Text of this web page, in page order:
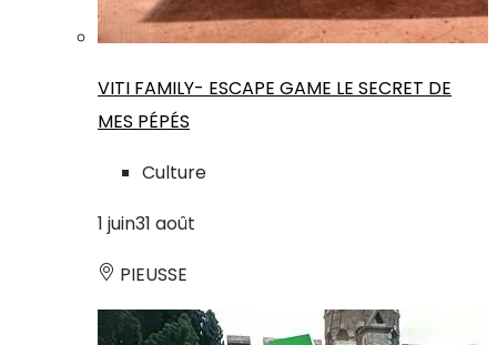
VITI FAMILY- ESCAPE GAME LE SECRET DE
MES PÉPÉS
Culture
1 juin31 août
PIEUSSE